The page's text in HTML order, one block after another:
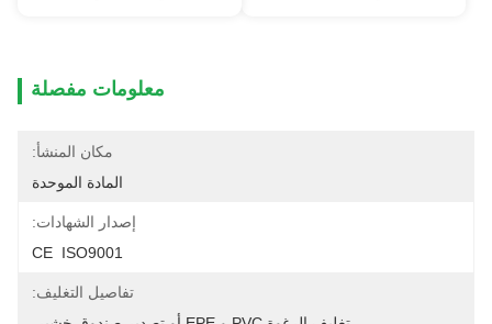
معلومات مفصلة
مكان المنشأ:
المادة الموحدة
إصدار الشهادات:
CE  ISO9001
تفاصيل التغليف: